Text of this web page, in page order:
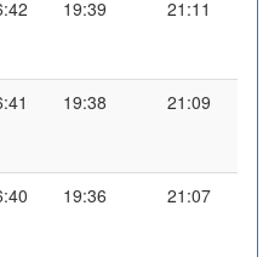
19:39 21:11
19:38 21:09
19:36 21:07